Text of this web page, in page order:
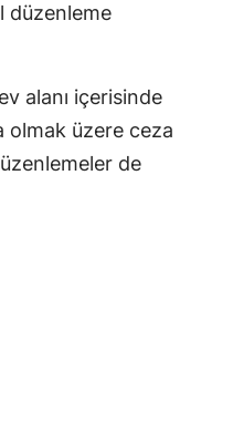
düzenleme
alanı içerisinde
olmak üzere ceza
de